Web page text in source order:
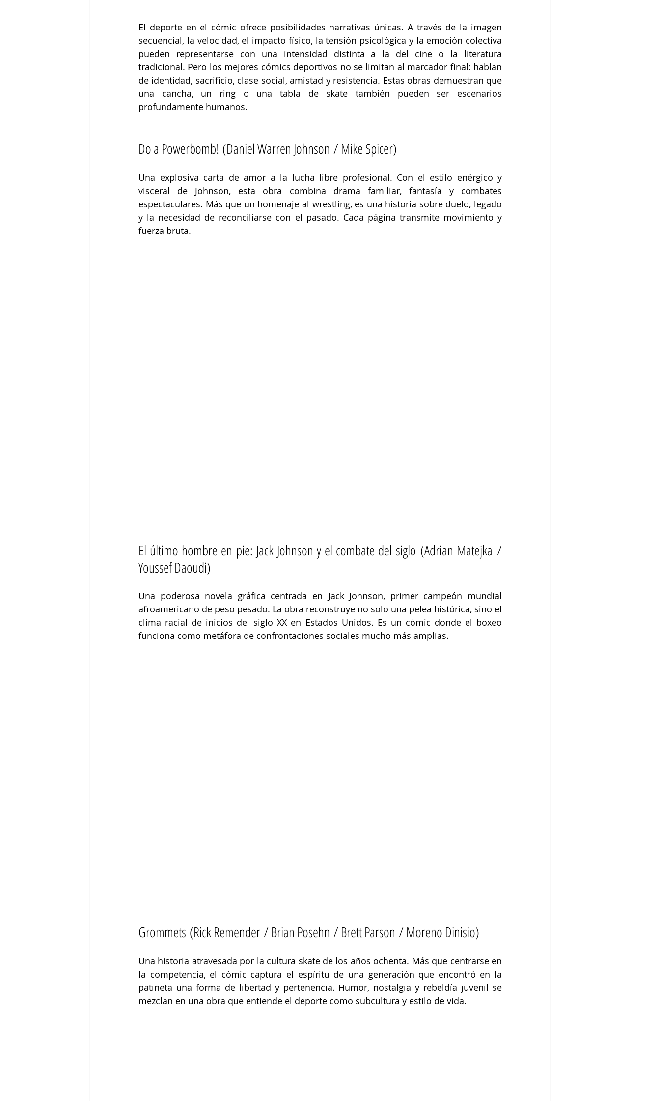
El deporte en el cómic ofrece posibilidades narrativas únicas. A través de la imagen
secuencial, la velocidad, el impacto físico, la tensión psicológica y la emoción colectiva
pueden representarse con una intensidad distinta a la del cine o la literatura
tradicional. Pero los mejores cómics deportivos no se limitan al marcador final: hablan
de identidad, sacrificio, clase social, amistad y resistencia. Estas obras demuestran que
una cancha, un ring o una tabla de skate también pueden ser escenarios
profundamente humanos.
Do a Powerbomb! (Daniel Warren Johnson / Mike Spicer)
Una explosiva carta de amor a la lucha libre profesional. Con el estilo enérgico y
visceral de Johnson, esta obra combina drama familiar, fantasía y combates
espectaculares. Más que un homenaje al wrestling, es una historia sobre duelo, legado
y la necesidad de reconciliarse con el pasado. Cada página transmite movimiento y
fuerza bruta.
El último hombre en pie: Jack Johnson y el combate del siglo (Adrian Matejka /
Youssef Daoudi)
Una poderosa novela gráfica centrada en Jack Johnson, primer campeón mundial
afroamericano de peso pesado. La obra reconstruye no solo una pelea histórica, sino el
clima racial de inicios del siglo XX en Estados Unidos. Es un cómic donde el boxeo
funciona como metáfora de confrontaciones sociales mucho más amplias.
Grommets (Rick Remender / Brian Posehn / Brett Parson / Moreno Dinisio)
Una historia atravesada por la cultura skate de los años ochenta. Más que centrarse en
la competencia, el cómic captura el espíritu de una generación que encontró en la
patineta una forma de libertad y pertenencia. Humor, nostalgia y rebeldía juvenil se
mezclan en una obra que entiende el deporte como subcultura y estilo de vida.